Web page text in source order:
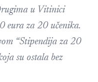
u Vitinici
eura za 20 učenika.
“Stipendija za 20
su ostala bez